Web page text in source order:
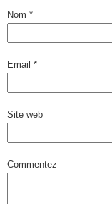
Nom *
Email *
Site web
Commentez